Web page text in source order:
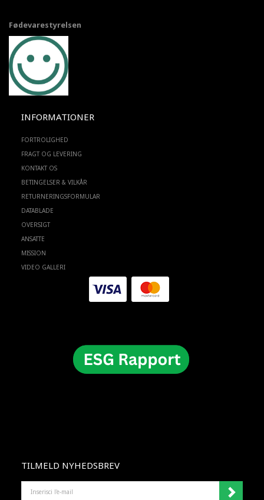
Fødevarestyrelsen
INFORMATIONER
FORTROLIGHED
FRAGT OG LEVERING
KONTAKT OS
BETINGELSER & VILKÅR
RETURNERINGSFORMULAR
DATABLADE
OVERSIGT
ANSATTE
MISSION
VIDEO GALLERI
TILMELD NYHEDSBREV